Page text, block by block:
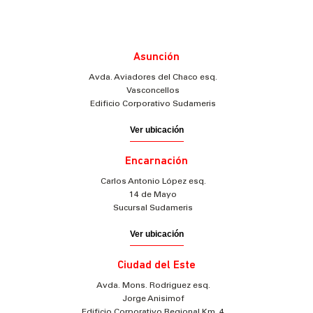
Asunción
Avda. Aviadores del Chaco esq.
Vasconcellos
Edificio Corporativo Sudameris
Ver ubicación
Encarnación
Carlos Antonio López esq.
14 de Mayo
Sucursal Sudameris
Ver ubicación
Ciudad del Este
Avda. Mons. Rodriguez esq.
Jorge Anisimof